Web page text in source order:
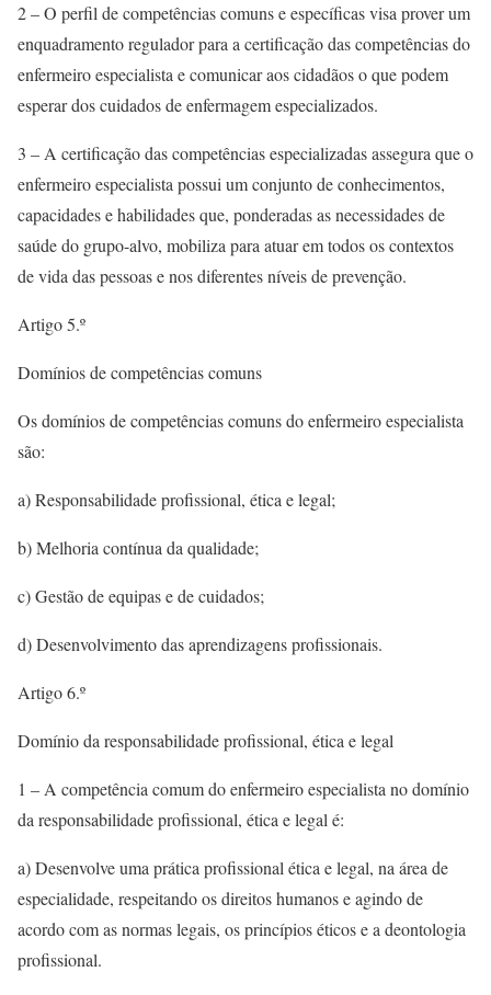
2 – O perfil de competências comuns e específicas visa prover um
enquadramento regulador para a certificação das competências do
enfermeiro especialista e comunicar aos cidadãos o que podem
esperar dos cuidados de enfermagem especializados.
3 – A certificação das competências especializadas assegura que o
enfermeiro especialista possui um conjunto de conhecimentos,
capacidades e habilidades que, ponderadas as necessidades de
saúde do grupo-alvo, mobiliza para atuar em todos os contextos
de vida das pessoas e nos diferentes níveis de prevenção.
Artigo 5.º
Domínios de competências comuns
Os domínios de competências comuns do enfermeiro especialista
são:
a) Responsabilidade profissional, ética e legal;
b) Melhoria contínua da qualidade;
c) Gestão de equipas e de cuidados;
d) Desenvolvimento das aprendizagens profissionais.
Artigo 6.º
Domínio da responsabilidade profissional, ética e legal
1 – A competência comum do enfermeiro especialista no domínio
da responsabilidade profissional, ética e legal é:
a) Desenvolve uma prática profissional ética e legal, na área de
especialidade, respeitando os direitos humanos e agindo de
acordo com as normas legais, os princípios éticos e a deontologia
profissional.